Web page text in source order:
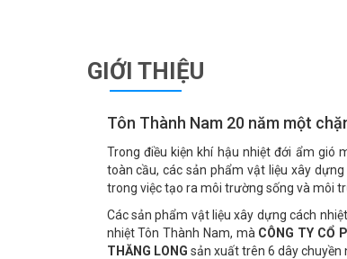
GIỚI THIỆU
Tôn Thành Nam 20 năm một
Trong điều kiện khí hậu nhiệt đới ẩm gió
toàn cầu, các sản phẩm vật liệu xây
trong việc tạo ra môi trường sống và môi
Các sản phẩm vật liệu xây dựng cách
nhiệt Tôn Thành Nam, mà CÔNG TY CỔ
THĂNG LONG sản xuất trên 6 dây chuyền